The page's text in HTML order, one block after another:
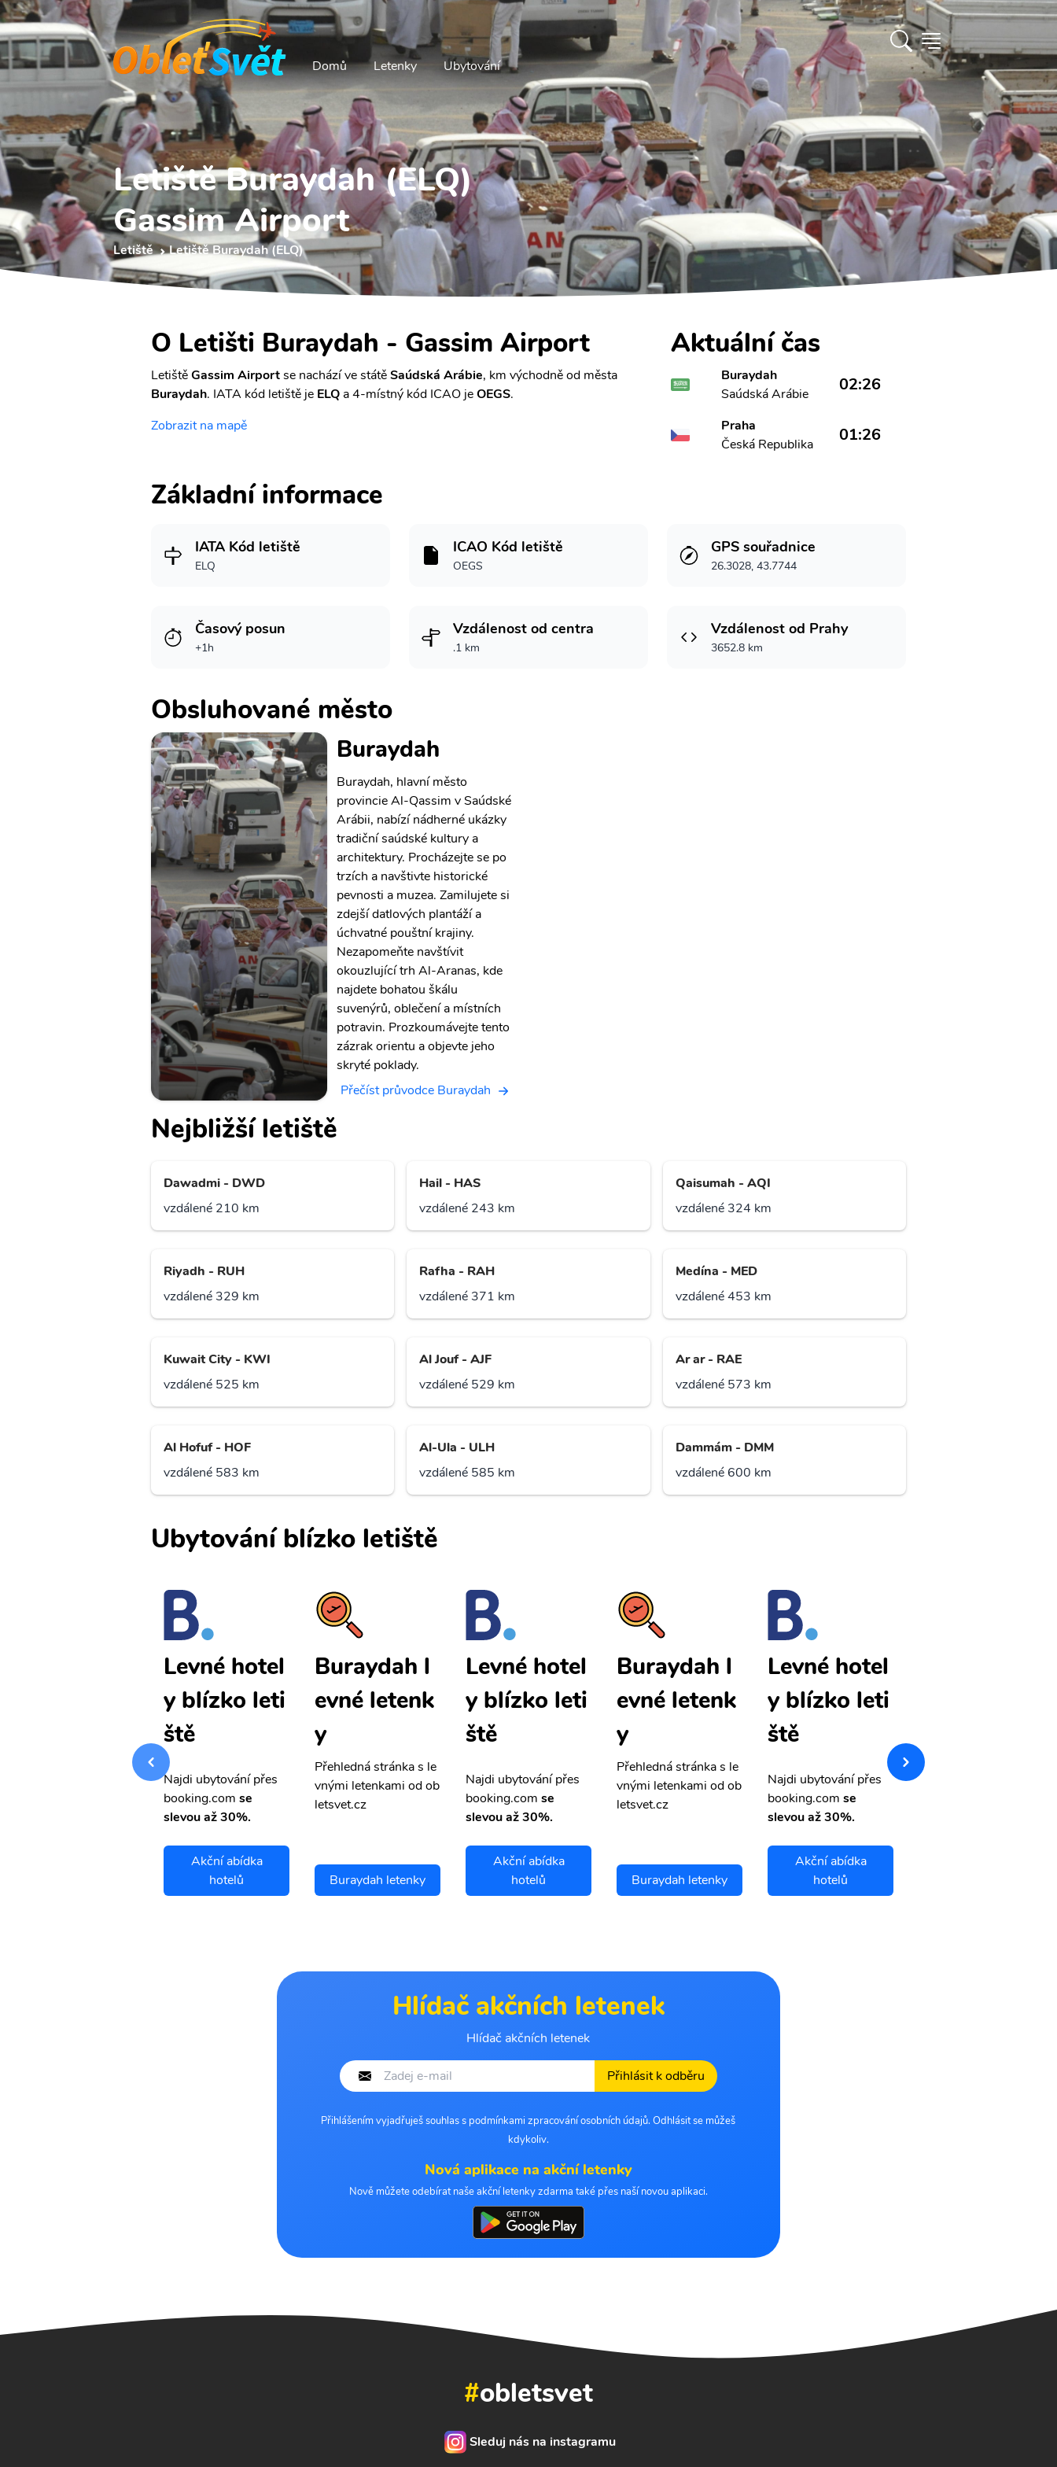
Domů Letenky Ubytování
Letiště Buraydah (ELQ)
Gassim Airport
Letiště Letiště Buraydah (ELQ)
O Letišti Buraydah - Gassim Airport
LetištěGassim Airportse nachází ve státěSaúdská Arábie, km východně od města
Buraydah. IATA kód letiště je ELQ a 4-místný kód ICAO jeOEGS.
Zobrazit na mapě
Aktuální čas
Buraydah
Saúdská Arábie
02:26
Praha
Česká Republika
01:26
Základní informace
IATA Kód letiště
ELQ
ICAO Kód letiště
OEGS
GPS souřadnice
26.3028, 43.7744
Časový posun
+1h
Vzdálenost od centra
.1 km
Vzdálenost od Prahy
3652.8 km
Obsluhované město
Buraydah
Buraydah, hlavní město
provincie Al-Qassim v Saúdské
Arábii, nabízí nádherné ukázky
tradiční saúdské kultury a
architektury. Procházejte se po
trzích a navštivte historické
pevnosti a muzea. Zamilujete si
zdejší datlových plantáží a
úchvatné pouštní krajiny.
Nezapomeňte navštívit
okouzlující trh Al-Aranas, kde
najdete bohatou škálu
suvenýrů, oblečení a místních
potravin. Prozkoumávejte tento
zázrak orientu a objevte jeho
skryté poklady.
Přečíst průvodce Buraydah
Nejbližší letiště
Dawadmi - DWD
vzdálené 210 km
Hail - HAS
vzdálené 243 km
Qaisumah - AQI
vzdálené 324 km
Riyadh - RUH
vzdálené 329 km
Rafha - RAH
vzdálené 371 km
Medína - MED
vzdálené 453 km
Kuwait City - KWI
vzdálené 525 km
Al Jouf - AJF
vzdálené 529 km
Ar ar - RAE
vzdálené 573 km
Al Hofuf - HOF
vzdálené 583 km
Al-Ula - ULH
vzdálené 585 km
Dammám - DMM
vzdálené 600 km
Ubytování blízko letiště
Přehledná stránka s le
Levné hotel
y blízko leti
ště
Najdi ubytování přes
booking.com se
slevou až 30%.
Akční abídka
hotelů
Buraydah l
evné letenk
y
Přehledná stránka s le
vnými letenkami od ob
letsvet.cz
Buraydah letenky
Levné hotel
y blízko leti
ště
Najdi ubytování přes
booking.com se
slevou až 30%.
Akční abídka
hotelů
Buraydah l
evné letenk
y
Přehledná stránka s le
vnými letenkami od ob
letsvet.cz
Buraydah letenky
Levné hotel
y blízko leti
ště
Najdi ubytování přes
booking.com se
slevou až 30%.
Akční abídka
hotelů
Přehledná stránka s le
Hlídač akčních letenek
Hlídač akčních letenek
Přihlásit k odběru
Přihlášením vyjadřuješ souhlas s podmínkami zpracování osobních údajů. Odhlásit se můžeš
kdykoliv.
Nová aplikace na akční letenky
Nově můžete odebírat naše akční letenky zdarma také přes naší novou aplikaci.
#obletsvet
Sleduj nás na instagramu